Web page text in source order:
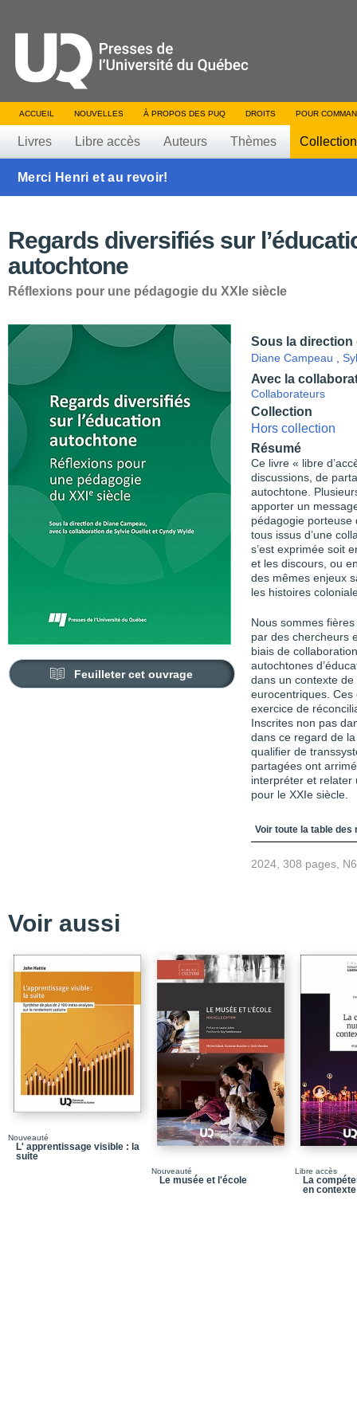
ACCUEIL NOUVELLES À PROPOS DES PUQ DROITS POUR
Livres Libre accès Auteurs Thèmes
Merci Henri et au revoir!
Regards diversifiés sur
autochtone
Réflexions pour une pédagogie du XXIe siècle
Feuilleter cet ouvrage
Sous la direction
Diane Campeau
Avec la
Collaborateurs
Collection
Hors collection
Résumé
Ce livre « libre
discussions, de
autochtone.
apporter un
pédagogie porteuse
tous issus d’une
s’est exprimée soit
et les discours, ou
des mêmes enjeux
les histoires
Nous sommes
par des chercheurs
biais de
autochtones
dans un contexte
eurocentriques. Ces
exercice de
Inscrites non pas
dans ce regard de
qualifier de
partagées ont
interpréter et relater
pour le XXIe siècle.
Table des
Voir toute la table des
2024, 308 pages,
Voir aussi
Nouveauté
L' apprentissage visible : la
suite
Nouveauté
Le musée et l'école
Libre accès
La
en